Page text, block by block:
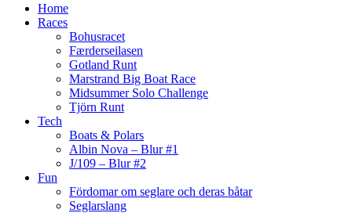
Home
Races
Bohusracet
Færderseilasen
Gotland Runt
Marstrand Big Boat Race
Midsummer Solo Challenge
Tjörn Runt
Tech
Boats & Polars
Albin Nova – Blur #1
J/109 – Blur #2
Fun
Fördomar om seglare och deras båtar
Seglarslang